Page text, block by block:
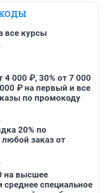
все курсы
4 000 ₽, 30% от 7 000
₽ на первый и все
по промокоду
20% по
заказ от
на высшее
среднее специальное